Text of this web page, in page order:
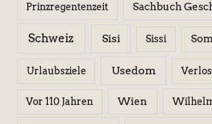
Prinzregentenzeit Sachbuch
Schweiz Sisi Sissi
Urlaubsziele Usedom
Vor 110 Jahren Wien